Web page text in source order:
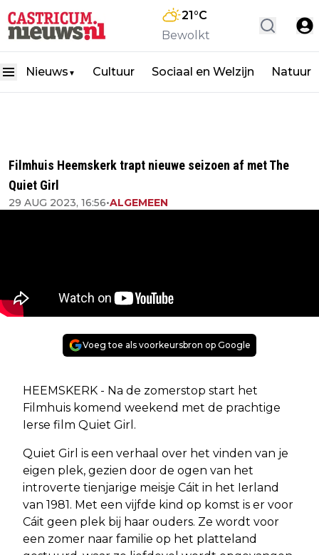
21°C
Bewolkt
Nieuws ▼ Cultuur Sociaal en Welzijn Natuur
Filmhuis Heemskerk trapt nieuwe seizoen af met The
Quiet Girl
29 AUG 2023, 16:56•ALGEMEEN
Voeg toe als voorkeursbron op Google
HEEMSKERK - Na de zomerstop start het
Filmhuis komend weekend met de prachtige
Ierse film Quiet Girl.
Quiet Girl is een verhaal over het vinden van je
eigen plek, gezien door de ogen van het
introverte tienjarige meisje Cáit in het Ierland
van 1981. Met een vijfde kind op komst is er voor
Cáit geen plek bij haar ouders. Ze wordt voor
een zomer naar familie op het platteland